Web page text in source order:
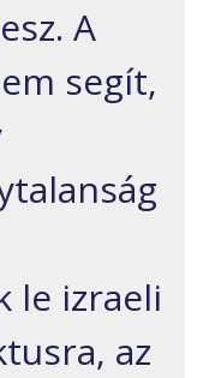
A
segít,
le izraeli
az